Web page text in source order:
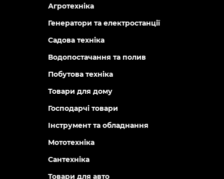
Агротехніка
Генератори та електростанції
Садова техніка
Водопостачання та полив
Побутова техніка
Товари для дому
Господарчі товари
Інструмент та обладнання
Мототехніка
Сантехніка
Товари для авто